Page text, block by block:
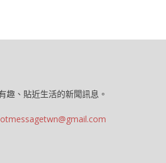
趣、貼近生活的新聞訊息。